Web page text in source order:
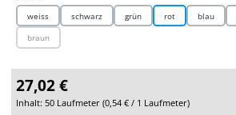
weiss schwarz grün rot blau
braun
(Diese Option ist zurzeit nicht verfügbar.)
27,02 €
Inhalt: 50 Laufmeter (0,54 € / 1 Laufmeter)